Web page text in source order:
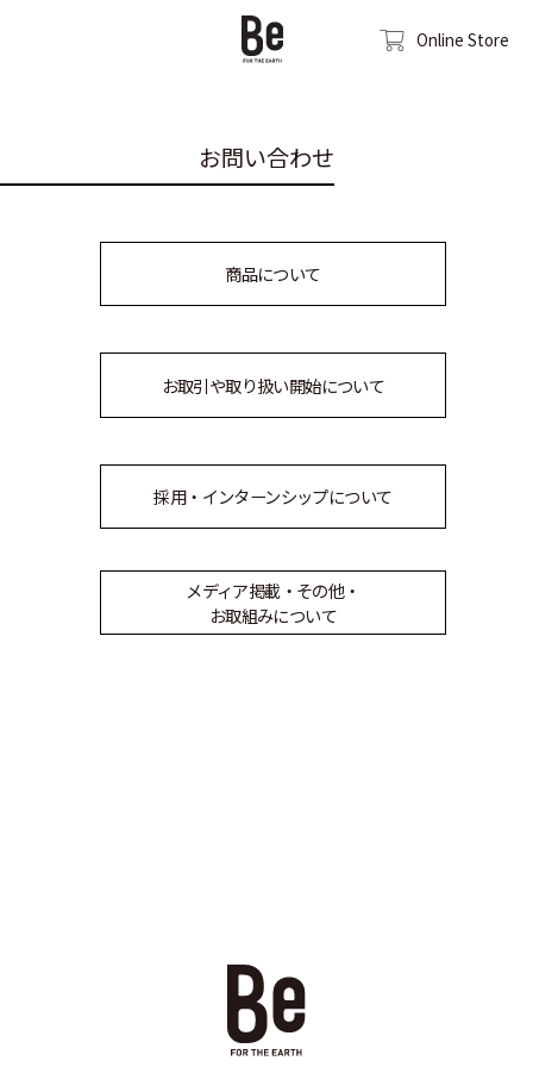
Online Store
お問い合わせ
商品について
お取引や取り扱い開始について
採用・インターンシップについて
メディア掲載・その他・
お取組みについて